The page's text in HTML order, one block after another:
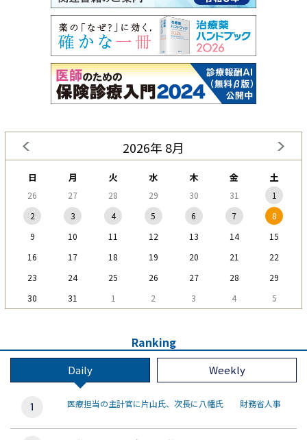
2026年 8月
日 月 火 水 木 金 土
26 27 28 29 30 31
1
2
3 4 5 6 7
8
9
10 11 12 13 14
15
16
17 18 19 20 21
22
23
24 25 26 27 28
29
30
31 1 2 3 4 5
Ranking
Daily Weekly
医療担当の主計官に片山氏、次長に八幡氏 財務省人事